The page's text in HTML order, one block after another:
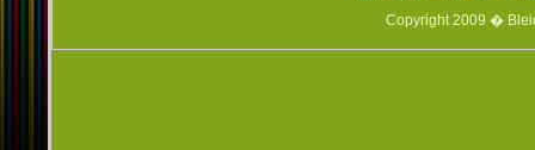
Copyright 2009 �